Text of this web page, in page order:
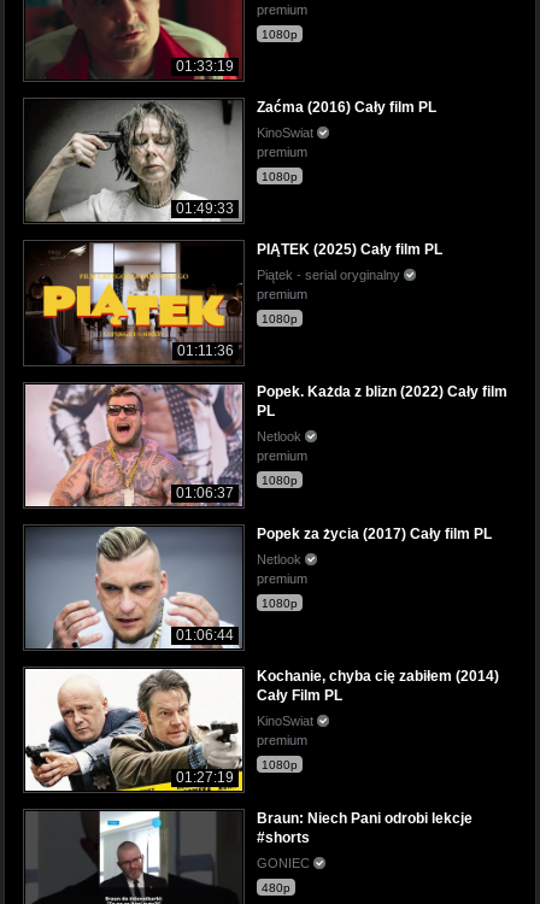
01:33:19
premium
1080p
01:49:33
Zaćma (2016) Cały film PL
KinoSwiat
premium
1080p
01:11:36
PIĄTEK (2025) Cały film PL
Piątek - serial oryginalny
premium
1080p
01:06:37
Popek. Każda z blizn (2022) Cały film
PL
Netlook
premium
1080p
01:06:44
Popek za życia (2017) Cały film PL
Netlook
premium
1080p
01:27:19
Kochanie, chyba cię zabiłem (2014)
Cały Film PL
KinoSwiat
premium
1080p
Braun: Niech Pani odrobi lekcje
#shorts
GONIEC
480p